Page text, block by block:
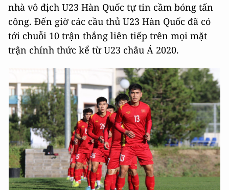
nhà vô địch U23 Hàn Quốc tự tin cầm bóng tấn
công. Đến giờ các cầu thủ U23 Hàn Quốc đã có
tới chuỗi 10 trận thắng liên tiếp trên mọi mặt
trận chính thức kể từ U23 châu Á 2020.